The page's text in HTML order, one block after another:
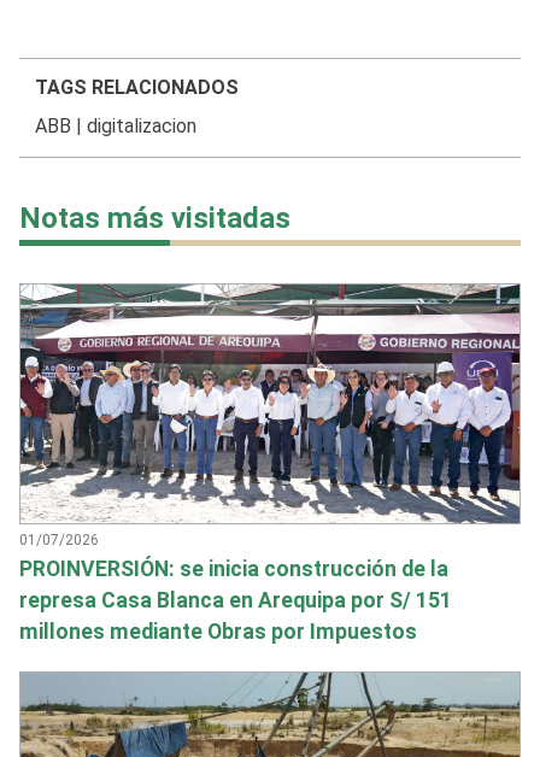
TAGS RELACIONADOS
ABB
digitalizacion
Notas más visitadas
01/07/2026
PROINVERSIÓN: se inicia construcción de la
represa Casa Blanca en Arequipa por S/ 151
millones mediante Obras por Impuestos